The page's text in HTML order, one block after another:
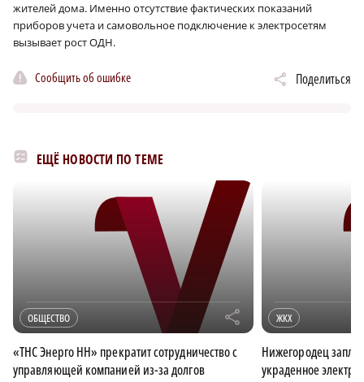
жителей дома. Именно отсутствие фактических показаний
приборов учета и самовольное подключение к электросетям
вызывает рост ОДН.
Сообщить об ошибке Поделиться
ЕЩЁ НОВОСТИ ПО ТЕМЕ
ОБЩЕСТВО r
«ТНС Энерго НН» прекратит сотрудничество с
управляющей компанией из-за долгов
ЖКХ
Нижегородец
украденное